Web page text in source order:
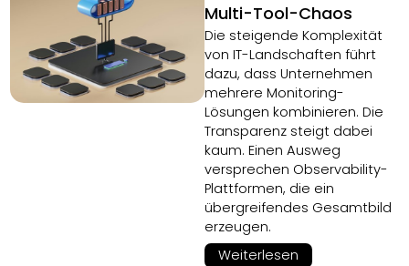
Multi-Tool-Chaos
Die steigende Komplexität
von IT-Landschaften führt
dazu, dass Unternehmen
mehrere Monitoring-
Lösungen kombinieren. Die
Transparenz steigt dabei
kaum. Einen Ausweg
versprechen Observability-
Plattformen, die ein
übergreifendes Gesamtbild
erzeugen.
Weiterlesen